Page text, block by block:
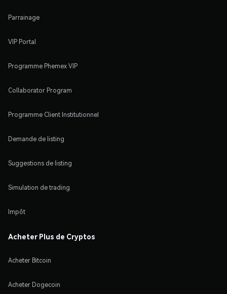
Parrainage
VIP Portal
Programme Phemex VIP
Collaborator Program
Programme Client Institutionnel
Demande de listing
Suggestions de listing
Simulation de trading
Impôt
Acheter Plus de Cryptos
Acheter Bitcoin
Acheter Dogecoin